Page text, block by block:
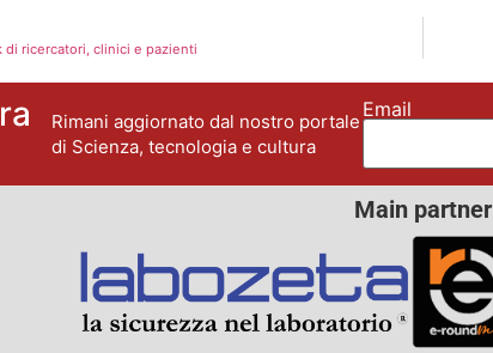
di ricercatori, clinici e pazienti
Rimani aggiornato dal nostro portale
di Scienza, tecnologia e cultura
Email
Main partner